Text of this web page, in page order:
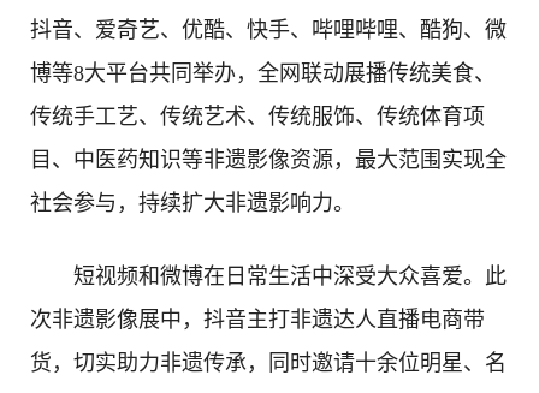
抖音、爱奇艺、优酷、快手、哔哩哔哩、酷狗、微
博等8大平台共同举办，全网联动展播传统美食、
传统手工艺、传统艺术、传统服饰、传统体育项
目、中医药知识等非遗影像资源，最大范围实现全
社会参与，持续扩大非遗影响力。
短视频和微博在日常生活中深受大众喜爱。此
次非遗影像展中，抖音主打非遗达人直播电商带
货，切实助力非遗传承，同时邀请十余位明星、名